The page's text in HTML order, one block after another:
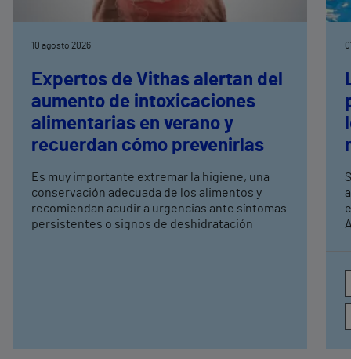
10 agosto 2026
Expertos de Vithas alertan del
aumento de intoxicaciones
alimentarias en verano y
recuerdan cómo prevenirlas
Es muy importante extremar la higiene, una
conservación adecuada de los alimentos y
recomiendan acudir a urgencias ante síntomas
persistentes o signos de deshidratación